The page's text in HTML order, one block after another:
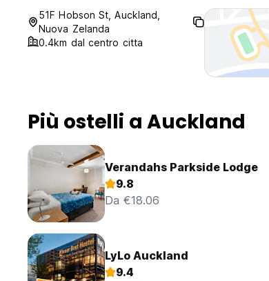
51F Hobson St, Auckland,
Nuova Zelanda
0.4km dal centro citta
Più ostelli a Auckland
Verandahs Parkside Lodge
9.8
Da €18.06
LyLo Auckland
9.4